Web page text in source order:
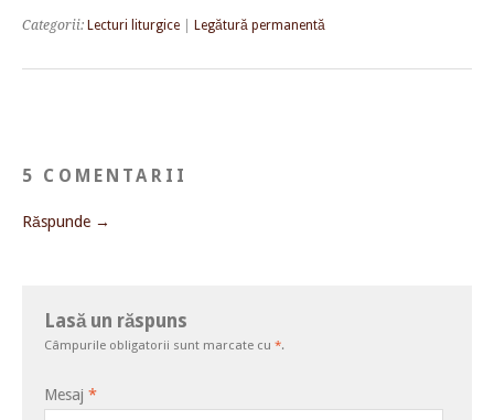
Categorii: Lecturi liturgice Legătură permanentă
5 COMENTARII
Răspunde →
Lasă un răspuns
Câmpurile obligatorii sunt marcate cu *.
Mesaj *